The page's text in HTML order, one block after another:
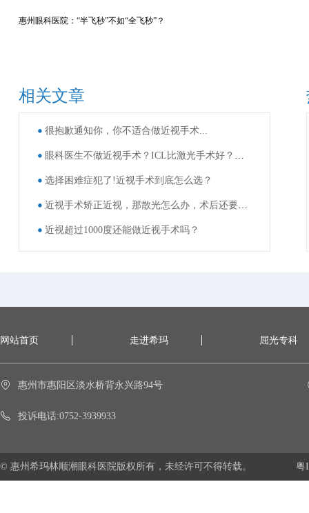
惠州眼科医院：“半飞秒”不如“全飞秒”？
相关文章
很抱歉通知你，你不适合做近视手术...
眼科医生不做近视手术？ICL比激光手术好？这些近视手术谣言，别再信了！
选择困难症犯了!近视手术到底怎么选？
近视手术矫正近视，那散光怎么办，术后还要戴眼镜吗？
近视超过1000度还能做近视手术吗？
网站首页 走进希玛 屈光专科
惠州市惠阳区淡水桥背永兴路94号
投诉电话:0752-3939933
© 惠州希玛林顺潮眼科医院版权所有，未经许可不得转载。 粤